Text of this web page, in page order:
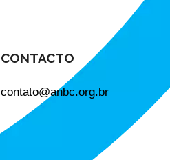
CONTACTO
contato@anbc.org.br